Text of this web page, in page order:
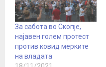
За сабота во Скопје,
најавен голем протест
против ковид мерките
на владата